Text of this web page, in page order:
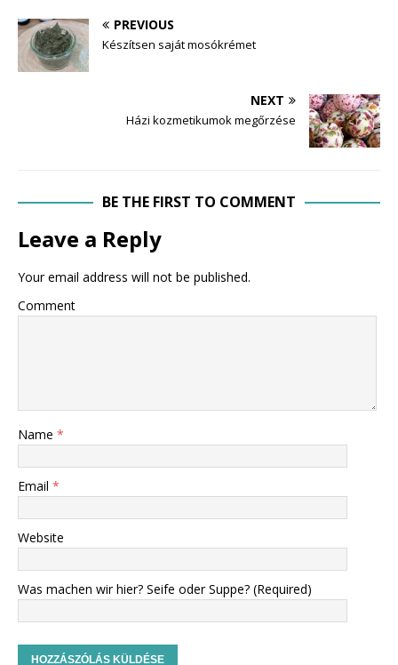
PREVIOUS
Készítsen saját mosókrémet
NEXT
Házi kozmetikumok megőrzése
BE THE FIRST TO COMMENT
Leave a Reply
Your email address will not be published.
Comment
Name *
Email *
Website
Was machen wir hier? Seife oder Suppe? (Required)